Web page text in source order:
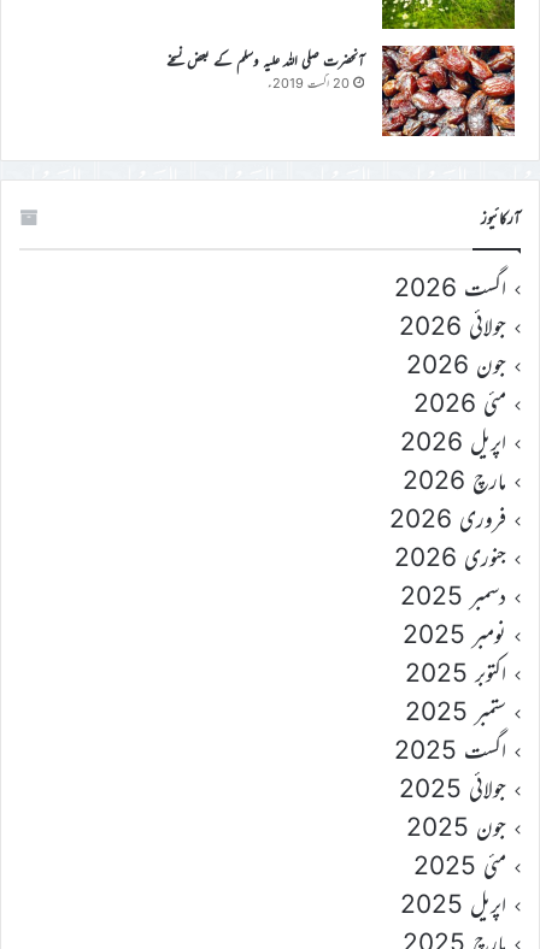
آنحضرت صلی اللہ علیہ وسلم کے بعض نسخے
20 اگست 2019ء
آرکائیوز
اگست 2026
جولائی 2026
جون 2026
مئی 2026
اپریل 2026
مارچ 2026
فروری 2026
جنوری 2026
دسمبر 2025
نومبر 2025
اکتوبر 2025
ستمبر 2025
اگست 2025
جولائی 2025
جون 2025
مئی 2025
اپریل 2025
مارچ 2025